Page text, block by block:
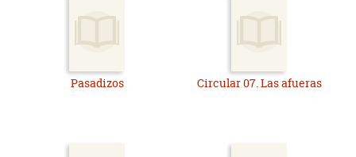
Pasadizos Circular 07. Las afueras